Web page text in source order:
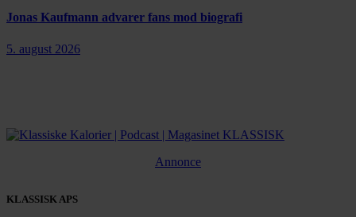
Jonas Kaufmann advarer fans mod biografi
5. august 2026
Annonce
KLASSISK APS